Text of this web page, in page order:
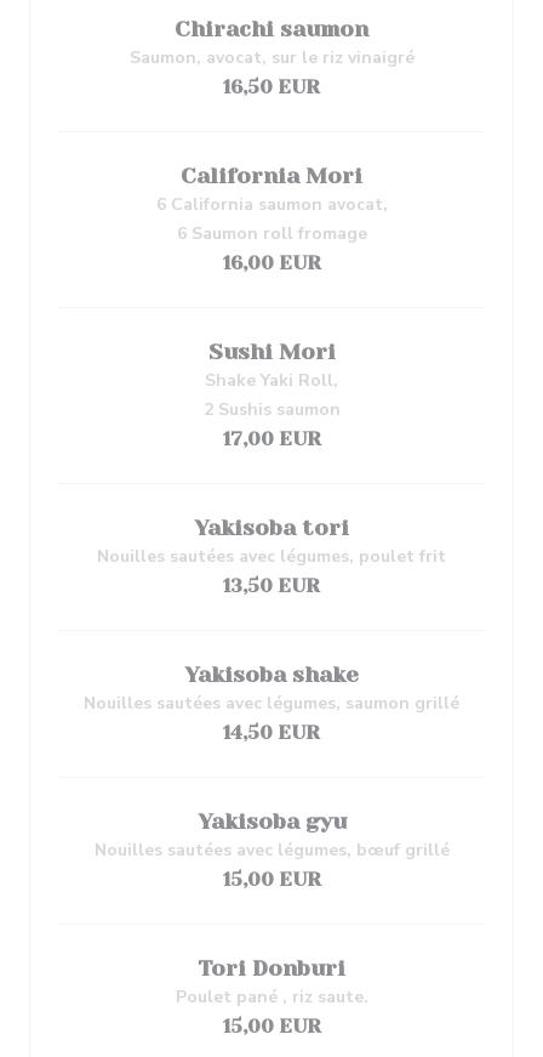
Chirachi saumon
Saumon, avocat, sur le riz vinaigré
16,50 EUR
California Mori
6 California saumon avocat,
6 Saumon roll fromage
16,00 EUR
Sushi Mori
Shake Yaki Roll,
2 Sushis saumon
17,00 EUR
Yakisoba tori
Nouilles sautées avec légumes, poulet frit
13,50 EUR
Yakisoba shake
Nouilles sautées avec légumes, saumon grillé
14,50 EUR
Yakisoba gyu
Nouilles sautées avec légumes, bœuf grillé
15,00 EUR
Tori Donburi
Poulet pané , riz saute.
15,00 EUR